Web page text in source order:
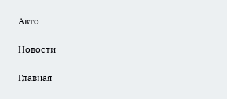
Авто
Новости
Главная